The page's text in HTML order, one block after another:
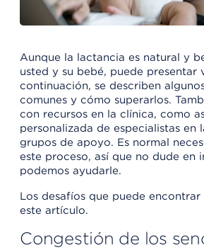
Aunque la lactancia es natural y
usted y su bebé, puede presentar
continuación, se describen
comunes y cómo superarlos.
con recursos en la clínica, como
personalizada de especialistas en
grupos de apoyo. Es normal
este proceso, así que no dude en
podemos ayudarle.
Los desafíos que puede encontrar
este artículo.
Congestión de los